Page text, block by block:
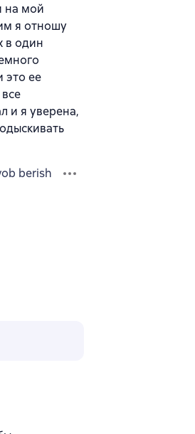
на мой
я отношу
в один
это ее
и я уверена,
berish